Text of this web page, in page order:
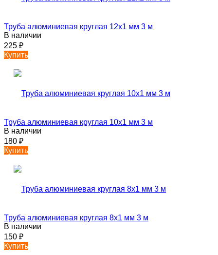
Труба алюминиевая круглая 12х1 мм 3 м
В наличии
225 ₽
Купить
Труба алюминиевая круглая 10х1 мм 3 м
В наличии
180 ₽
Купить
Труба алюминиевая круглая 8х1 мм 3 м
В наличии
150 ₽
Купить